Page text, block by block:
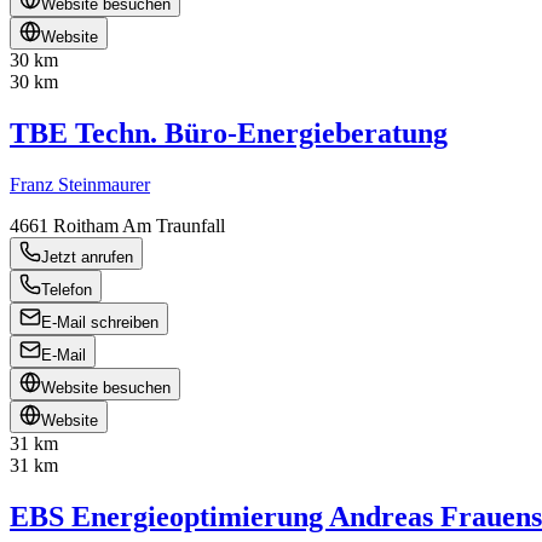
Website besuchen
Website
30 km
30 km
TBE Techn. Büro-Energieberatung
Franz Steinmaurer
4661 Roitham Am Traunfall
Jetzt anrufen
Telefon
E-Mail schreiben
E-Mail
Website besuchen
Website
31 km
31 km
EBS Energieoptimierung Andreas